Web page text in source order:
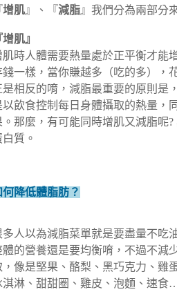
增肌』、『減脂』我們分為兩部分
增肌』
肌時人體需要熱量處於正平衡才能
錢一樣，當你賺越多（吃的多），
是相反的唷，減脂最重要的原則是
以飲食控制每日身體攝取的熱量，
那麼，有可能同時增肌又減脂呢
質。
何降低體脂肪？
多人以為減脂菜單就是要盡量不吃
體的營養還是要均衡唷，不過不減
，像是堅果、酪梨、黑巧克力、雞
淇淋、甜甜圈、雞皮、泡麵、速食